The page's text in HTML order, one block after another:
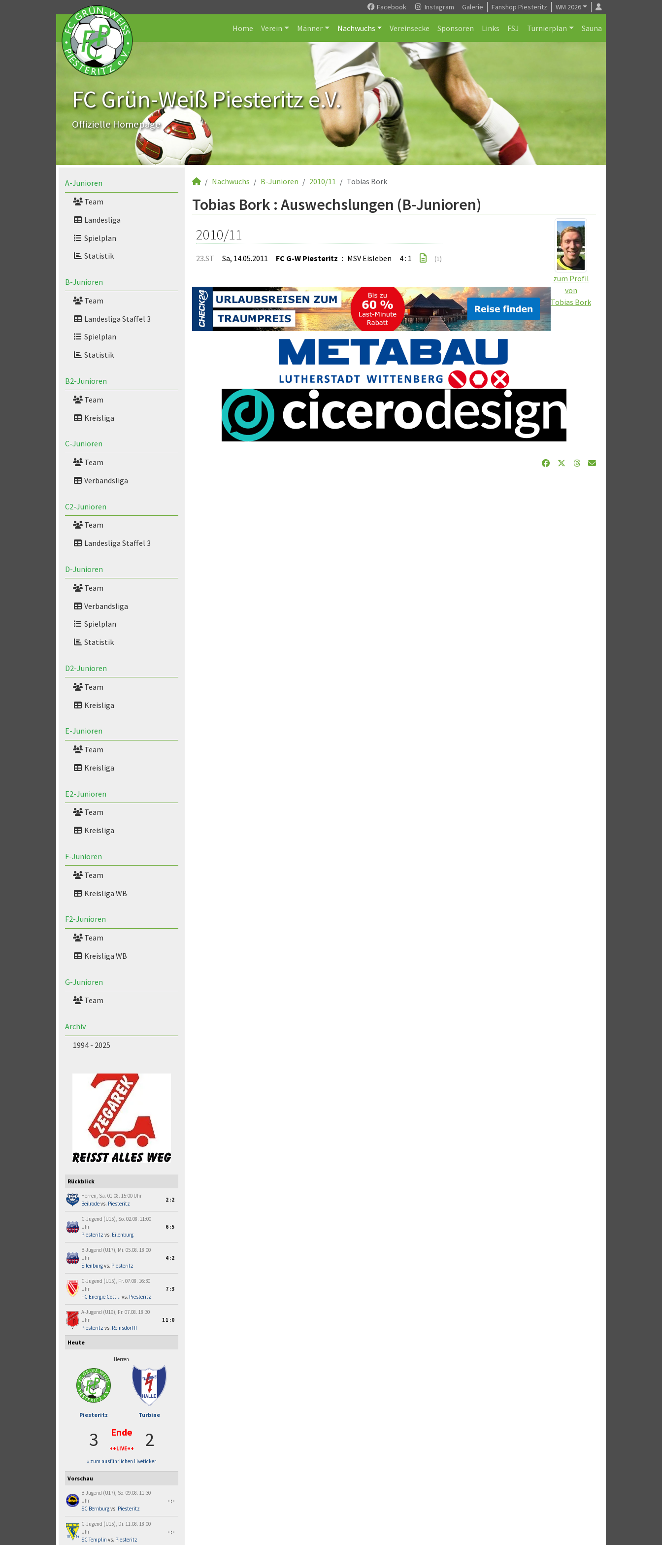
Facebook Instagram Galerie Fanshop Piesteritz WM 2026
Home Verein Männer Nachwuchs Vereinsecke Sponsoren Links FSJ Turnierplan Sauna
FC Grün-Weiß Piesteritz e.V.
Offizielle Homepage
A-Junioren
Team
Landesliga
Spielplan
Statistik
B-Junioren
Team
Landesliga Staffel 3
Spielplan
Statistik
B2-Junioren
Team
Kreisliga
C-Junioren
Team
Verbandsliga
C2-Junioren
Team
Landesliga Staffel 3
D-Junioren
Team
Verbandsliga
Spielplan
Statistik
D2-Junioren
Team
Kreisliga
E-Junioren
Team
Kreisliga
E2-Junioren
Team
Kreisliga
F-Junioren
Team
Kreisliga WB
F2-Junioren
Team
Kreisliga WB
G-Junioren
Team
Archiv
1994 - 2025
Rückblick
Herren, Sa. 01.08. 15:00 Uhr
Beilrodevs. Piesteritz
2:2
C-Jugend (U15), So. 02.08. 11:00
Uhr
Piesteritz vs. Eilenburg
6:5
B-Jugend (U17), Mi. 05.08. 18:00
Uhr
Eilenburgvs. Piesteritz
4:2
C-Jugend (U15), Fr. 07.08. 16:30
Uhr
FC Energie Cott... vs. Piesteritz
7:3
A-Jugend (U19), Fr. 07.08. 18:30
Uhr
Piesteritz vs. Reinsdorf II
11:0
Heute
Herren
Piesteritz Turbine
3 Ende
++LIVE++ 2
» zum ausführlichen Liveticker
Vorschau
B-Jugend (U17), So. 09.08. 11:30
Uhr
SC Bernburgvs. Piesteritz
-:-
C-Jugend (U15), Di. 11.08. 18:00
Uhr
SC Templin vs. Piesteritz
-:-
Nachwuchs B-Junioren 2010/11 Tobias Bork
Tobias Bork : Auswechslungen (B-Junioren)
zum Profil
von
Tobias Bork
2010/11
23.ST Sa, 14.05.2011 FC G-W Piesteritz : MSV Eisleben 4 : 1 (1)